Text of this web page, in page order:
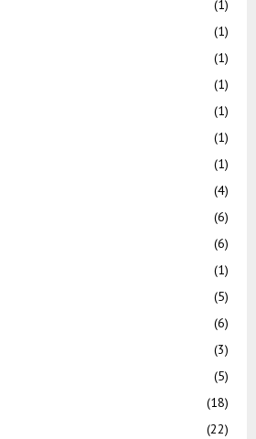
(1)
(1)
(1)
(1)
(1)
(1)
(1)
(4)
(6)
(6)
(1)
(5)
(6)
(3)
(5)
(18)
(22)